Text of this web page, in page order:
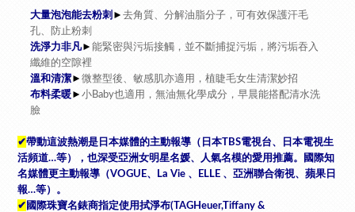
大量泡泡能去粉刺 ►去角質、分解油脂分子，可有效保護汗毛
孔、防止粉刺
洗淨力非凡►能緊密與污垢接觸，並不斷捕捉污垢，將污垢吞入
纖維的空隙裡
溫和清潔►微整型後、敏感肌亦適用，植睫毛女生清潔妙招
布料柔暖►小Baby也適用，無油無化學成分，早晨能搭配清水洗
臉
✔帶動這波熱潮是日本媒體的主動報導（日本TBS電視台、日本電視生
活頻道…等），也深受亞洲女明星名媛、人氣名模的愛用推薦。國際知
名媒體更主動報導（VOGUE、 La Vie 、 ELLE 、亞洲聯合衛視、蘋果日
報…等）。
✔ 國際珠寶名錶商指定使用拭淨布(TAGHeuer,Tiffany &